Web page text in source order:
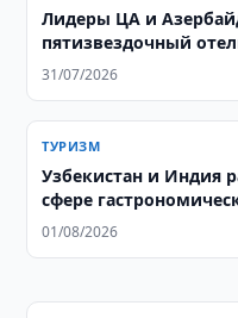
Лидеры ЦА и
пятизвездочный
31/07/2026
ТУРИЗМ
Узбекистан и Индия
сфере
01/08/2026